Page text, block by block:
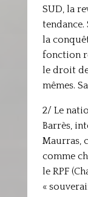
SUD, la
tendance.
la
fonction
le droit
mêmes.
2/ Le
Barrès,
Maurras,
comme
le RPF
«